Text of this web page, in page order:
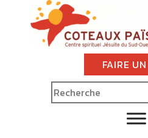
FAIRE